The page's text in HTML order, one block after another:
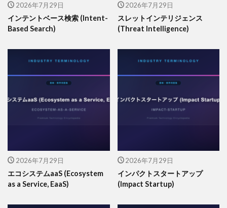
2026年7月29日
インテントベース検索 (Intent-
Based Search)
2026年7月29日
スレットインテリジェンス
(Threat Intelligence)
2026年7月29日
エコシステムaaS (Ecosystem
as a Service, EaaS)
2026年7月29日
インパクトスタートアップ
(Impact Startup)